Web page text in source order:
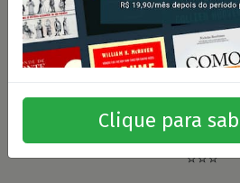
⭐⭐⭐
Clique para